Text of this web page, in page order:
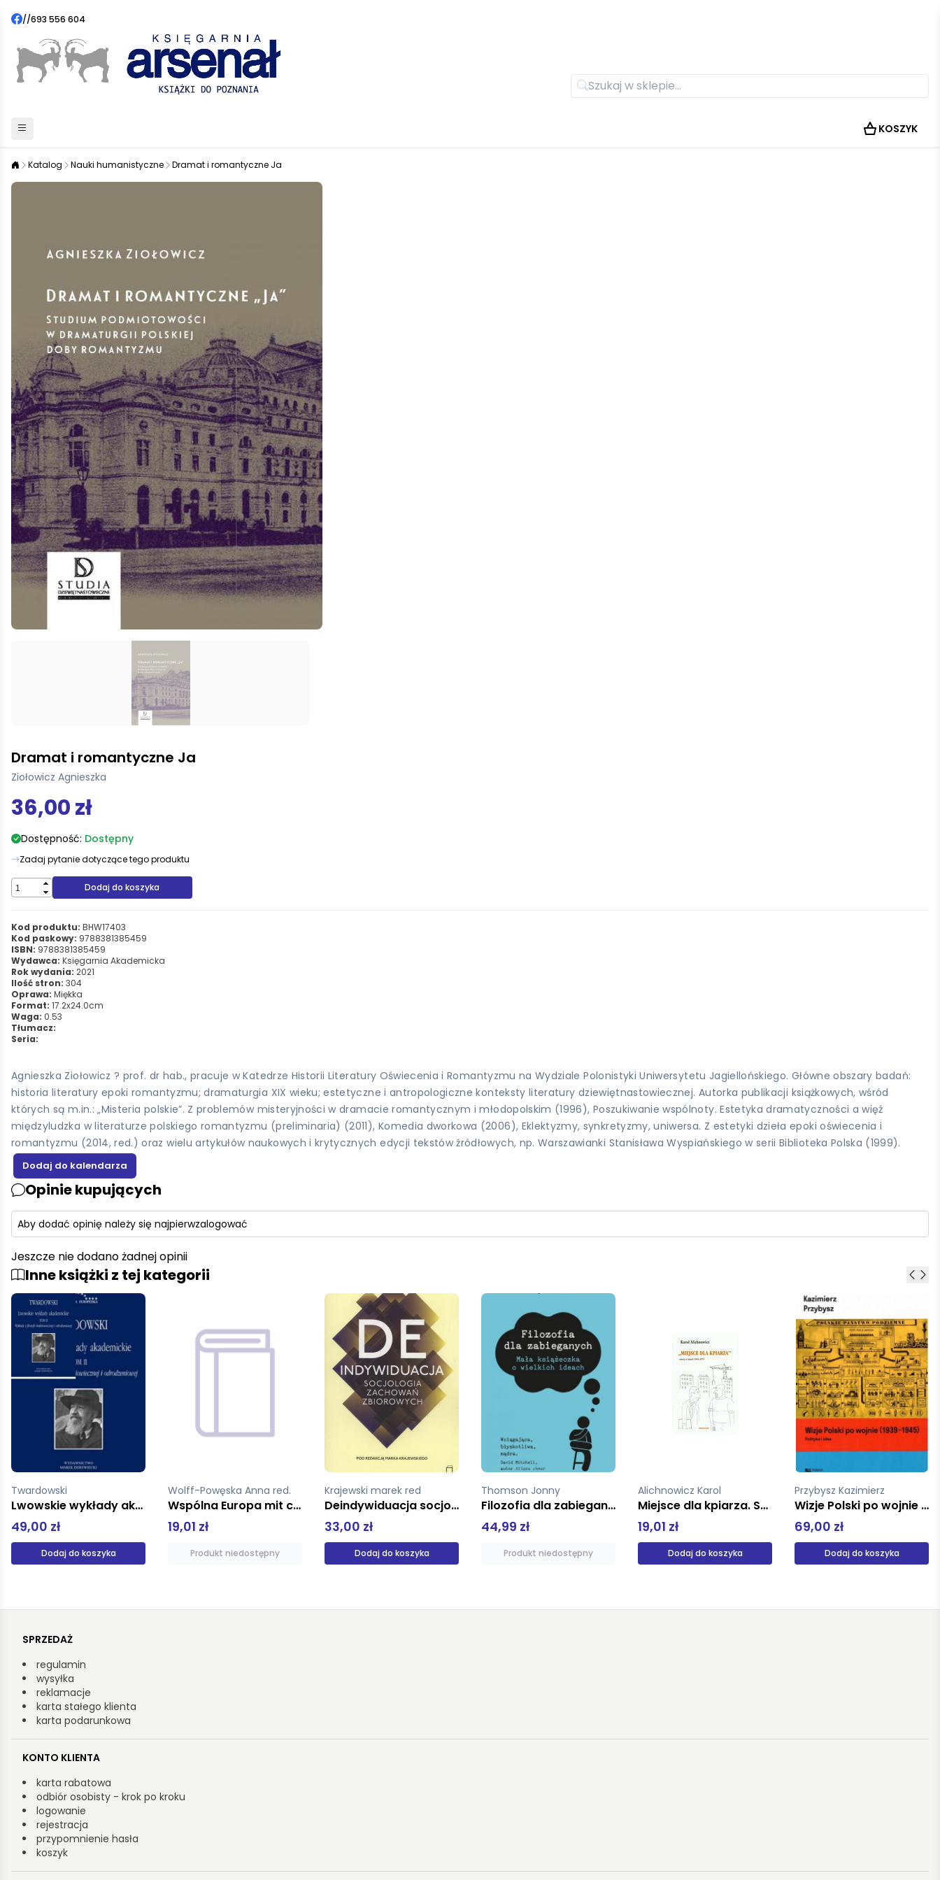
//693 556 604
KOSZYK
Katalog Nauki humanistyczne Dramat i romantyczne Ja
Dramat i romantyczne Ja
Ziołowicz Agnieszka
36,00 zł
Dostępność: Dostępny
Zadaj pytanie dotyczące tego produktu
Dodaj do koszyka
Kod produktu: BHW17403
Kod paskowy: 9788381385459
ISBN: 9788381385459
Wydawca: Księgarnia Akademicka
Rok wydania: 2021
Ilość stron: 304
Oprawa: Miękka
Format: 17.2x24.0cm
Waga: 0.53
Tłumacz:
Seria:
Agnieszka Ziołowicz ? prof. dr hab., pracuje w Katedrze Historii Literatury Oświecenia i Romantyzmu na Wydziale Polonistyki Uniwersytetu Jagiellońskiego. Główne obszary badań:
historia literatury epoki romantyzmu; dramaturgia XIX wieku; estetyczne i antropologiczne konteksty literatury dziewiętnastowiecznej. Autorka publikacji książkowych, wśród
których są m.in.: „Misteria polskie”. Z problemów misteryjności w dramacie romantycznym i młodopolskim (1996), Poszukiwanie wspólnoty. Estetyka dramatyczności a więź
międzyludzka w literaturze polskiego romantyzmu (preliminaria) (2011), Komedia dworkowa (2006), Eklektyzmy, synkretyzmy, uniwersa. Z estetyki dzieła epoki oświecenia i
romantyzmu (2014, red.) oraz wielu artykułów naukowych i krytycznych edycji tekstów źródłowych, np. Warszawianki Stanisława Wyspiańskiego w serii Biblioteka Polska (1999).
Opinie kupujących
Aby dodać opinię należy się najpierwzalogować
Jeszcze nie dodano żadnej opinii
Inne książki z tej kategorii
Wolff-Powęska Anna red.
Wspólna Europa mit czy rzeczywistość?
19,01 zł
Produkt niedostępny
Krajewski marek red
Deindywiduacja socjologia zachowań zbiorowych
33,00 zł
Dodaj do koszyka
Thomson Jonny
Filozofia dla zabieganych
44,99 zł
Produkt niedostępny
Alichnowicz Karol
Miejsce dla kpiarza. Satyra w latach 1948-1955
19,01 zł
Dodaj do koszyka
Przybysz Kazimierz
Wizje Polski po wojnie 1939-1945 Polityka i idee
69,00 zł
Dodaj do koszyka
Cioran Emil
Zarys rozkładu miękka aletheia
19,01 zł
Produkt niedostępny
SPRZEDAŻ
regulamin
wysyłka
reklamacje
karta stałego klienta
karta podarunkowa
KONTO KLIENTA
karta rabatowa
odbiór osobisty - krok po kroku
logowanie
rejestracja
przypomnienie hasła
koszyk